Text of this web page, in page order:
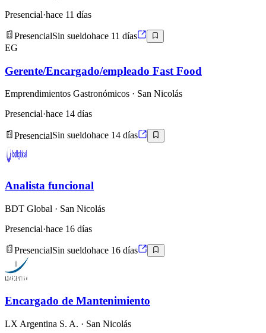
Presencial·hace 11 días
PresencialSin sueldohace 11 días
EG
Gerente/Encargado/empleado Fast Food
Emprendimientos Gastronómicos · San Nicolás
Presencial·hace 14 días
PresencialSin sueldohace 14 días
Analista funcional
BDT Global · San Nicolás
Presencial·hace 16 días
PresencialSin sueldohace 16 días
Encargado de Mantenimiento
LX Argentina S. A. · San Nicolás